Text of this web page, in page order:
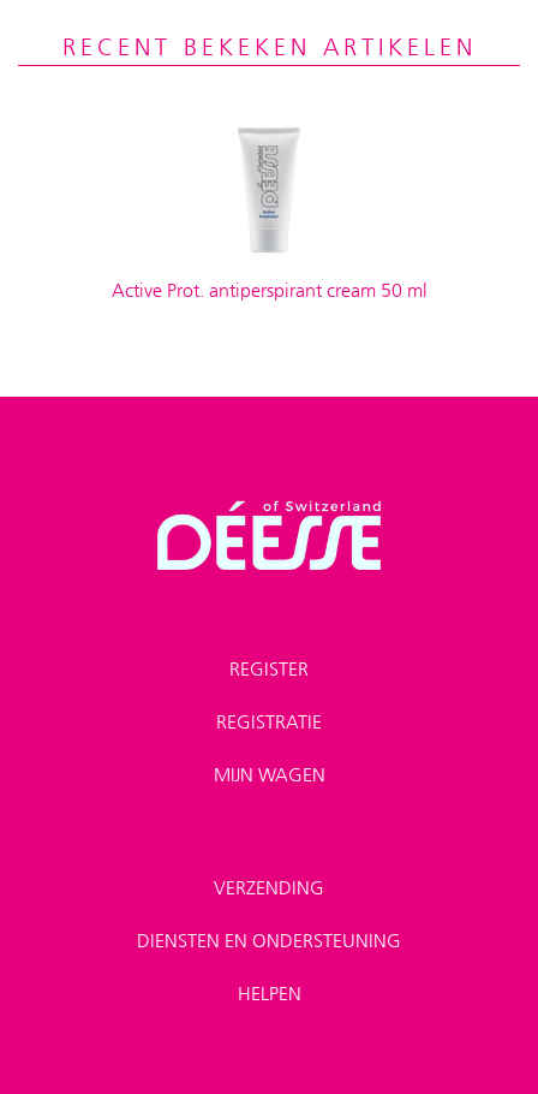
RECENT BEKEKEN ARTIKELEN
Active Prot. antiperspirant cream 50 ml
REGISTER
REGISTRATIE
MIJN WAGEN
VERZENDING
DIENSTEN EN ONDERSTEUNING
HELPEN